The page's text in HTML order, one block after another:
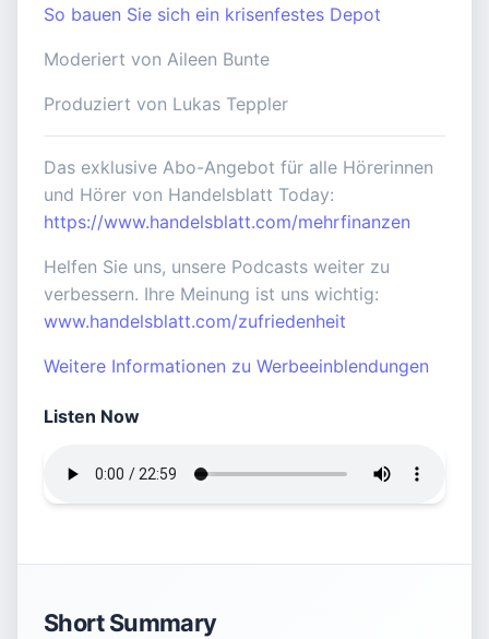
So bauen Sie sich ein krisenfestes Depot
Moderiert von Aileen Bunte
Produziert von Lukas Teppler
Das exklusive Abo-Angebot für alle Hörerinnen
und Hörer von Handelsblatt Today:
https://www.handelsblatt.com/mehrfinanzen
Helfen Sie uns, unsere Podcasts weiter zu
verbessern. Ihre Meinung ist uns wichtig:
www.handelsblatt.com/zufriedenheit
Weitere Informationen zu Werbeeinblendungen
Listen Now
Short Summary